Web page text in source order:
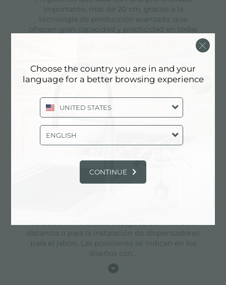
importante, más de 20 cm, gracias a la
tecnología de producción avanzada, que
ofrecen gran capacidad y practicidad en todas
desagüe 3,5" basket
Desagüe grande de 3,5" equipado con el
práctico tapón cestillo que impide el flujo de las
partes sólidas en la alcantarilla.
posibilidad de agujeros adicionales
de doble orificio, para desagües con mando a
distancia o para la instalación de dispensadores
para el jabón. Las posiciones se indican en los
diseños con...
Choose the country you are in and your
language for a better browsing experience
UNITED STATES
ENGLISH
CONTINUE